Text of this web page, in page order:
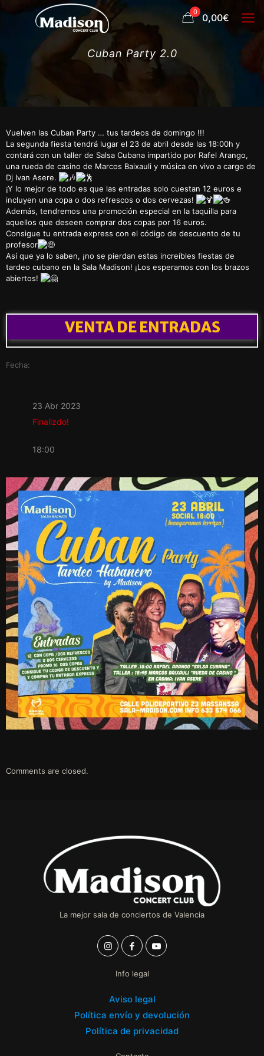
0 0,00€
Cuban Party 2.0
Vuelven las Cuban Party … tus tardeos de domingo !!!
La segunda fiesta tendrá lugar el 23 de abril desde las 18:00h y
contará con un taller de Salsa Cubana impartido por Rafel Arango,
una rueda de casino de Marcos Baixauli y música en vivo a cargo de
Dj Ivan Asere.
¡Y lo mejor de todo es que las entradas solo cuestan 12 euros e
incluyen una copa o dos refrescos o dos cervezas!
Además, tendremos una promoción especial en la taquilla para
aquellos que deseen comprar dos copas por 16 euros.
Consigue tu entrada express con el código de descuento de tu
profesor
Así que ya lo saben, ¡no se pierdan estas increíbles fiestas de
tardeo cubano en la Sala Madison! ¡Los esperamos con los brazos
abiertos!
VENTA DE ENTRADAS
Fecha:
23 Abr 2023
Finalizdo!
18:00
Comments are closed.
La mejor sala de conciertos de Valencia
Info legal
Aviso legal
Política envío y devolución
Política de privacidad